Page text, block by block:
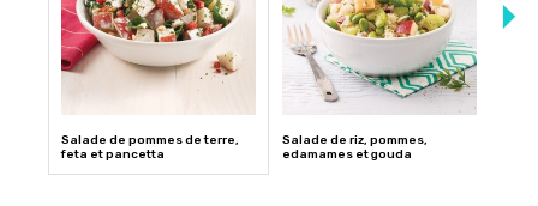
Salade de pommes de terre,
feta et pancetta
Salade de riz, pommes,
edamames et gouda